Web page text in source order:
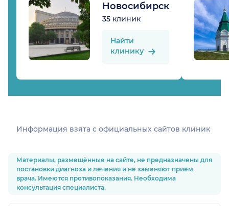
Новосибирск
35 клиник
Найти
клинику
Информация взята c официальных сайтов клиник
Материалы, размещённые на сайте, не предназначены для
постановки диагноза и лечения и не заменяют приём
врача. Имеются противопоказания. Необходима
консультация специалиста.